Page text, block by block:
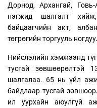
Дорнод, Архангай,
нэгжид шалгалт
байцаагчийн акт,
төгрөгийн торгууль
Нийслэлийн хэмжээнд
тусгай зөвшөөрөлтэй
шалгалаа. 65 нь үйл
байдлаар тусгай
ил уурхайн аюулгүй